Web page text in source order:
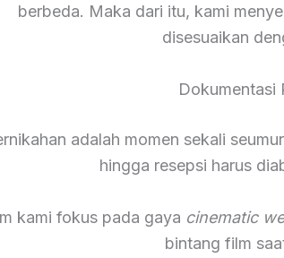
berbeda. Maka dari itu, kami
disesuaikan
Dokumentasi
adalah momen sekali
hingga resepsi harus
kami fokus pada gaya cinematic
bintang film